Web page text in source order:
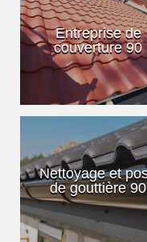
Entreprise de
couverture 90
Nettoyage et
de gouttière 90